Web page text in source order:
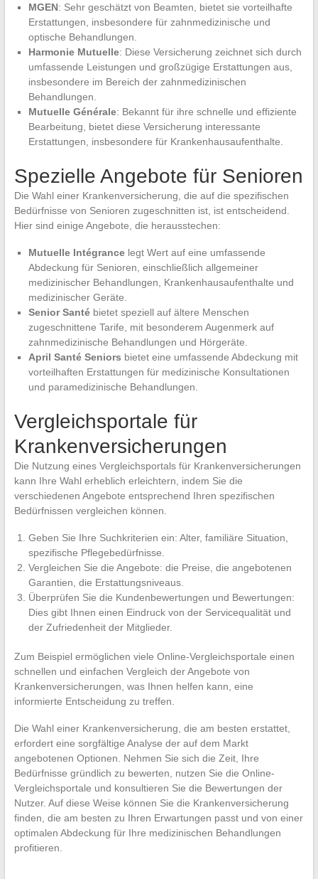
MGEN: Sehr geschätzt von Beamten, bietet sie vorteilhafte
Erstattungen, insbesondere für zahnmedizinische und
optische Behandlungen.
Harmonie Mutuelle: Diese Versicherung zeichnet sich durch
umfassende Leistungen und großzügige Erstattungen aus,
insbesondere im Bereich der zahnmedizinischen
Behandlungen.
Mutuelle Générale: Bekannt für ihre schnelle und effiziente
Bearbeitung, bietet diese Versicherung interessante
Erstattungen, insbesondere für Krankenhausaufenthalte.
Spezielle Angebote für Senioren
Die Wahl einer Krankenversicherung, die auf die spezifischen
Bedürfnisse von Senioren zugeschnitten ist, ist entscheidend.
Hier sind einige Angebote, die herausstechen:
Mutuelle Intégrancelegt Wert auf eine umfassende
Abdeckung für Senioren, einschließlich allgemeiner
medizinischer Behandlungen, Krankenhausaufenthalte und
medizinischer Geräte.
Senior Santébietet speziell auf ältere Menschen
zugeschnittene Tarife, mit besonderem Augenmerk auf
zahnmedizinische Behandlungen und Hörgeräte.
April Santé Seniors bietet eine umfassende Abdeckung mit
vorteilhaften Erstattungen für medizinische Konsultationen
und paramedizinische Behandlungen.
Vergleichsportale für
Krankenversicherungen
Die Nutzung eines Vergleichsportals für Krankenversicherungen
kann Ihre Wahl erheblich erleichtern, indem Sie die
verschiedenen Angebote entsprechend Ihren spezifischen
Bedürfnissen vergleichen können.
Geben Sie Ihre Suchkriterien ein: Alter, familiäre Situation,
spezifische Pflegebedürfnisse.
Vergleichen Sie die Angebote: die Preise, die angebotenen
Garantien, die Erstattungsniveaus.
Überprüfen Sie die Kundenbewertungen und Bewertungen:
Dies gibt Ihnen einen Eindruck von der Servicequalität und
der Zufriedenheit der Mitglieder.
Zum Beispiel ermöglichen viele Online-Vergleichsportale einen
schnellen und einfachen Vergleich der Angebote von
Krankenversicherungen, was Ihnen helfen kann, eine
informierte Entscheidung zu treffen.
Die Wahl einer Krankenversicherung, die am besten erstattet,
erfordert eine sorgfältige Analyse der auf dem Markt
angebotenen Optionen. Nehmen Sie sich die Zeit, Ihre
Bedürfnisse gründlich zu bewerten, nutzen Sie die Online-
Vergleichsportale und konsultieren Sie die Bewertungen der
Nutzer. Auf diese Weise können Sie die Krankenversicherung
finden, die am besten zu Ihren Erwartungen passt und von einer
optimalen Abdeckung für Ihre medizinischen Behandlungen
profitieren.